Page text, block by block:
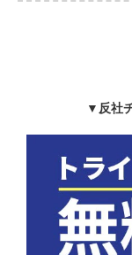
▼反社